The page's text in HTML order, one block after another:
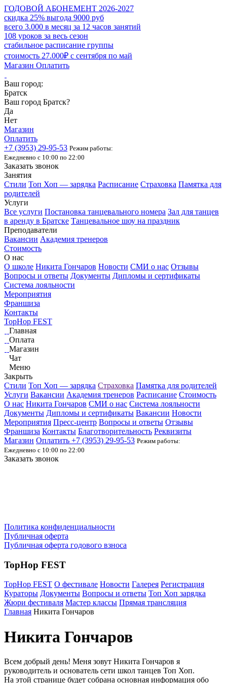
ГОДОВОЙ АБОНЕМЕНТ 2026-2027
скидка 25% выгода 9000 руб
всего 3.000 в месяц за 12 часов занятий
108 уроков за весь сезон
стабильное расписание группы
стоимость 27.000₽ с сентября по май
Магазин Оплатить
Ваш город:
Братск
Ваш город Братск?
Да
Нет
Магазин
Оплатить
+7 (3953) 29-95-53 Режим работы:
Ежедневно с 10:00 по 22:00
Заказать звонок
Занятия
Стили Топ Хоп — зарядка Расписание Страховка Памятка для
родителей
Услуги
Все услуги Постановка танцевального номера Зал для танцев
в аренду в Братске Танцевальное шоу на праздник
Преподаватели
Вакансии Академия тренеров
Стоимость
О нас
О школе Никита Гончаров Новости СМИ о нас Отзывы
Вопросы и ответы Документы Дипломы и сертификаты
Система лояльности
Мероприятия
Франшиза
Контакты
TopHop FEST
Главная
Оплата
Магазин
Чат
Меню
Закрыть
Стили Топ Хоп — зарядка Страховка Памятка для родителей
Услуги Вакансии Академия тренеров Расписание Стоимость
О нас Никита Гончаров СМИ о нас Система лояльности
Документы Дипломы и сертификаты Вакансии Новости
Мероприятия Пресс-центр Вопросы и ответы Отзывы
Франшиза Контакты Благотворительность Реквизиты
Магазин Оплатить +7 (3953) 29-95-53 Режим работы:
Ежедневно с 10:00 по 22:00
Заказать звонок
Политика конфиденциальности
Публичная оферта
Публичная оферта годового взноса
TopHop FEST
TopHop FEST О фестивале Новости Галерея Регистрация
Кураторы Документы Вопросы и ответы Топ Хоп зарядка
Жюри фестиваля Мастер классы Прямая трансляция
Главная Никита Гончаров
Никита Гончаров
Всем добрый день! Меня зовут Никита Гончаров я
руководитель и основатель сети школ танцев Топ Хоп.
На этой странице будет собрана основная информация обо